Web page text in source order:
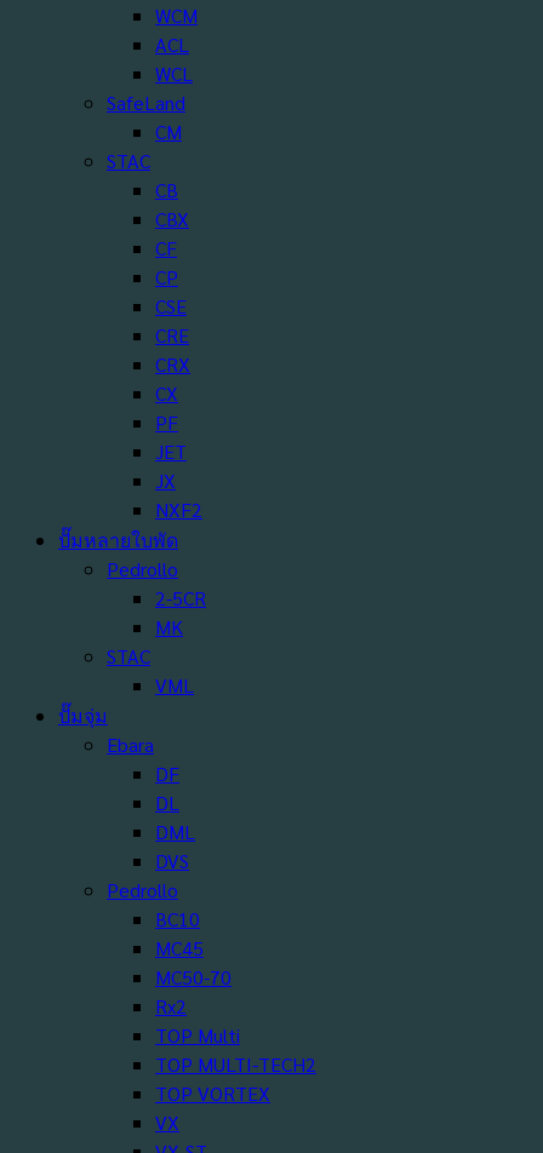
WCM
ACL
WCL
SafeLand
CM
STAC
CB
CBX
CF
CP
CSE
CRE
CRX
CX
PF
JET
JX
NXF2
ปั๊มหลายใบพัด
Pedrollo
2-5CR
MK
STAC
VML
ปั๊มจุ่ม
Ebara
DF
DL
DML
DVS
Pedrollo
BC10
MC45
MC50-70
Rx2
TOP Multi
TOP MULTI-TECH2
TOP VORTEX
VX